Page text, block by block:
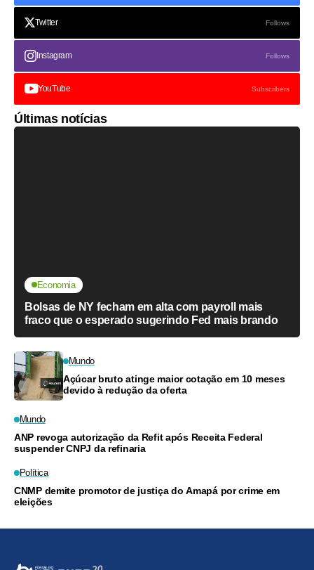
Twitter Follows
Instagram Follows
YouTube Subscribers
Últimas notícias
Economia
Bolsas de NY fecham em alta com payroll mais
fraco que o esperado sugerindo Fed mais brando
Mundo
Açúcar bruto atinge maior cotação em 10 meses
devido à redução da oferta
Mundo
ANP revoga autorização da Refit após Receita Federal
suspender CNPJ da refinaria
Política
CNMP demite promotor de justiça do Amapá por crime em
eleições